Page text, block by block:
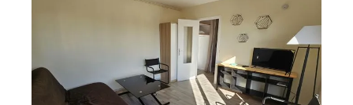
CHATEAUROUX 36
Appartement Studio à louer
430 €